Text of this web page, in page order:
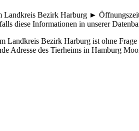
Landkreis Bezirk Harburg ►
diese Informationen in unserer
Bezirk Harburg ist ohne
Adresse des Tierheims in Hamburg